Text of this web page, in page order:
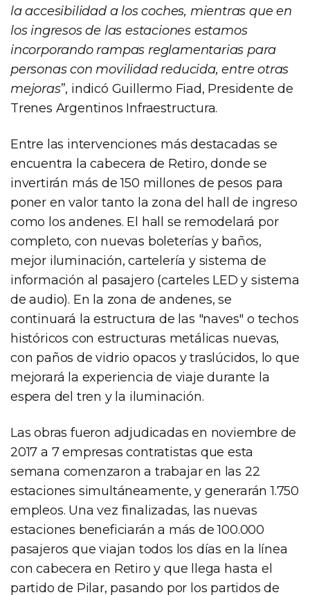
la accesibilidad a los coches, mientras que en
los ingresos de las estaciones estamos
incorporando rampas reglamentarias para
personas con movilidad reducida, entre otras
mejoras”, indicó Guillermo Fiad, Presidente de
Trenes Argentinos Infraestructura.
Entre las intervenciones más destacadas se
encuentra la cabecera de Retiro, donde se
invertirán más de 150 millones de pesos para
poner en valor tanto la zona del hall de ingreso
como los andenes. El hall se remodelará por
completo, con nuevas boleterías y baños,
mejor iluminación, cartelería y sistema de
información al pasajero (carteles LED y sistema
de audio). En la zona de andenes, se
continuará la estructura de las "naves" o techos
históricos con estructuras metálicas nuevas,
con paños de vidrio opacos y traslúcidos, lo que
mejorará la experiencia de viaje durante la
espera del tren y la iluminación.
Las obras fueron adjudicadas en noviembre de
2017 a 7 empresas contratistas que esta
semana comenzaron a trabajar en las 22
estaciones simultáneamente, y generarán 1.750
empleos. Una vez finalizadas, las nuevas
estaciones beneficiarán a más de 100.000
pasajeros que viajan todos los días en la línea
con cabecera en Retiro y que llega hasta el
partido de Pilar, pasando por los partidos de